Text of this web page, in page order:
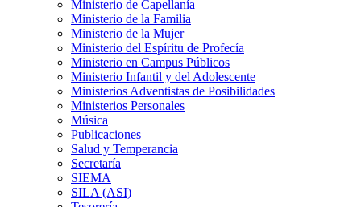
Ministerio de Capellanía
Ministerio de la Familia
Ministerio de la Mujer
Ministerio del Espíritu de Profecía
Ministerio en Campus Públicos
Ministerio Infantil y del Adolescente
Ministerios Adventistas de Posibilidades
Ministerios Personales
Música
Publicaciones
Salud y Temperancia
Secretaría
SIEMA
SILA (ASI)